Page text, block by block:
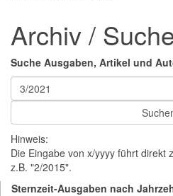
Archiv /
Suche Ausgaben, Artikel und
Hinweis:
Die Eingabe von x/yyyy führt direkt
z.B. "2/2015".
Sternzeit-Ausgaben nach